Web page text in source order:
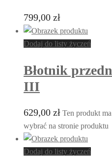
799,00 zł
Dodaj do listy życzeń
Błotnik
III
629,00 zł Ten produkt
wybrać na stronie produktu
Dodaj do listy życzeń